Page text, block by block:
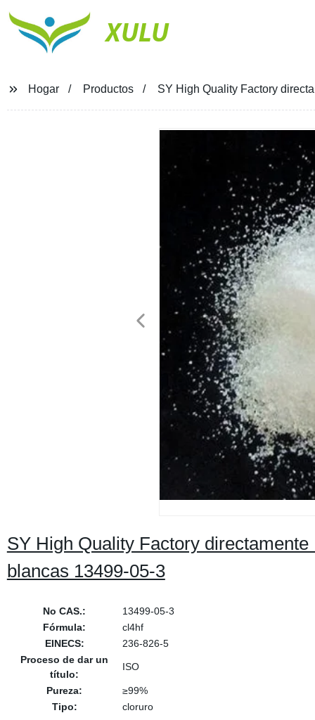
XULU
Hogar Productos SY High Quality Factory
SY High Quality Factory
blancas 13499-05-3
No CAS.:
13499-05-3
Fórmula:
cl4hf
EINECS:
236-826-5
Proceso de dar un
título:
ISO
Pureza:
≥99%
Tipo:
cloruro